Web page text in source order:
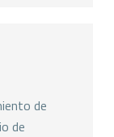
de
de